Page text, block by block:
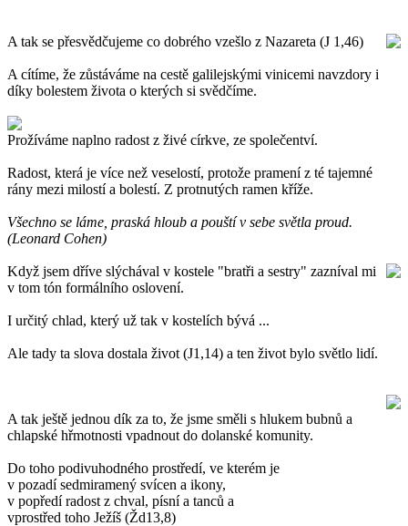
A tak se přesvědčujeme co dobrého vzešlo z Nazareta (J 1,46)
A cítíme, že zůstáváme na cestě galilejskými vinicemi navzdory i
díky bolestem života o kterých si svědčíme.
Prožíváme naplno radost z živé církve, ze společentví.
Radost, která je více než veselostí, protože pramení z té tajemné
rány mezi milostí a bolestí. Z protnutých ramen kříže.
Všechno se láme, praská hloub a pouští v sebe světla proud.
(Leonard Cohen)
Když jsem dříve slýchával v kostele "bratři a sestry" zazníval mi
v tom tón formálního oslovení.
I určitý chlad, který už tak v kostelích bývá ...
Ale tady ta slova dostala život (J1,14) a ten život bylo světlo lidí.
A tak ještě jednou dík za to, že jsme směli s hlukem bubnů a
chlapské hřmotnosti vpadnout do dolanské komunity.
Do toho podivuhodného prostředí, ve kterém je
v pozadí sedmiramený svícen a ikony,
v popředí radost z chval, písní a tanců a
vprostřed toho Ježíš (Žd13,8)